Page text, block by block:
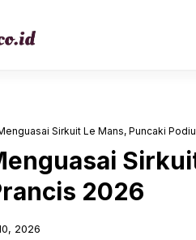
Sirkuit Le Mans, Puncaki
2026
2026